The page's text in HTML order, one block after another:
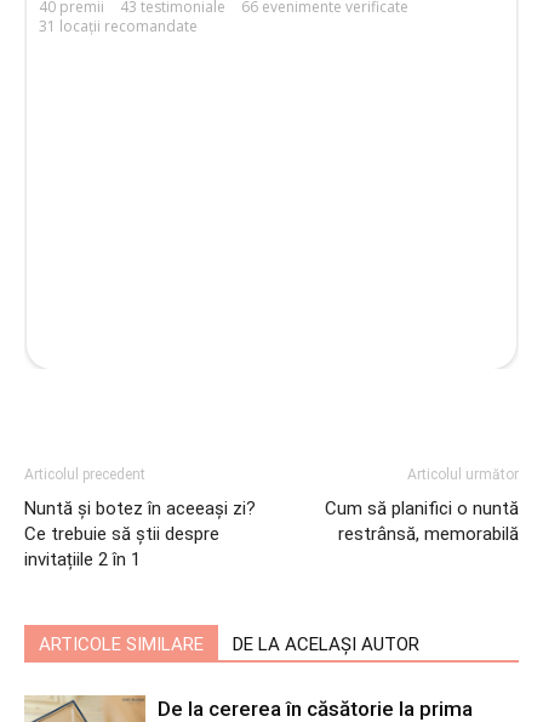
Articolul precedent
Nuntă și botez în aceeași zi?
Ce trebuie să știi despre
invitațiile 2 în 1
Articolul următor
Cum să planifici o nuntă
restrânsă, memorabilă
ARTICOLE SIMILARE DE LA ACELAȘI AUTOR
De la cererea în căsătorie la prima